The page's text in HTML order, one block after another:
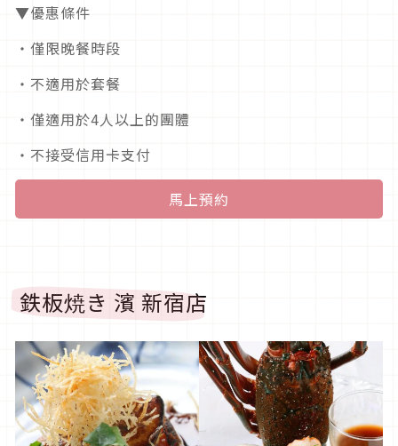
▼優惠條件
・僅限晚餐時段
・不適用於套餐
・僅適用於4人以上的團體
・不接受信用卡支付
馬上預約
鉄板焼き 濱 新宿店